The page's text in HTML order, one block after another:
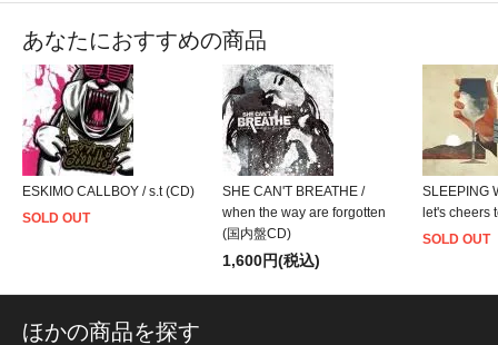
あなたにおすすめの商品
ESKIMO CALLBOY / s.t (CD)
SOLD OUT
SHE CAN'T BREATHE /
when the way are forgotten
(国内盤CD)
1,600円(税込)
SLEEPING
let's cheers
SOLD OUT
ほかの商品を探す